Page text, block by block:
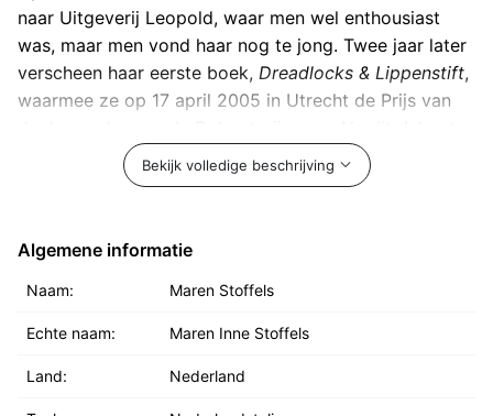
naar Uitgeverij Leopold, waar men wel enthousiast
was, maar men vond haar nog te jong. Twee jaar later
verscheen haar eerste boek, Dreadlocks & Lippenstift,
waarmee ze op 17 april 2005 in Utrecht de Prijs van
Piercings & Parels en Cocktails & Ketchup
Dreadlocks & Lippenstifteen trilogie
Tussen het uitbrengen van
Cocktails & Ketchup
maanden.
Marens volgende boek, Sproetenliefde
uitgebracht. Op de cover staat actrice Tessa Schram.
Bekijk volledige beschrijving
Algemene informatie
Naam: Maren Stoffels
Echte naam: Maren Inne Stoffels
Land: Nederland